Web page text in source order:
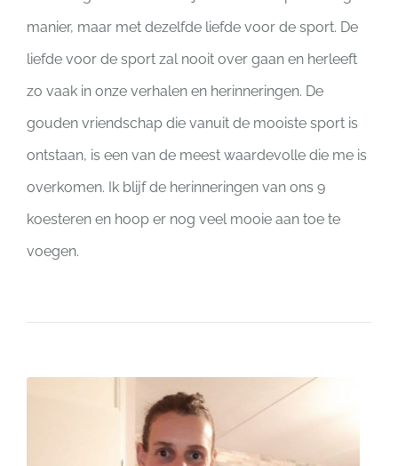
manier, maar met dezelfde liefde voor de sport. De
liefde voor de sport zal nooit over gaan en herleeft
zo vaak in onze verhalen en herinneringen. De
gouden vriendschap die vanuit de mooiste sport is
ontstaan, is een van de meest waardevolle die me is
overkomen. Ik blijf de herinneringen van ons 9
koesteren en hoop er nog veel mooie aan toe te
voegen.